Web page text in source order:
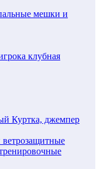
мешки и
клубная
Куртка, джемпер
ветрозащитные